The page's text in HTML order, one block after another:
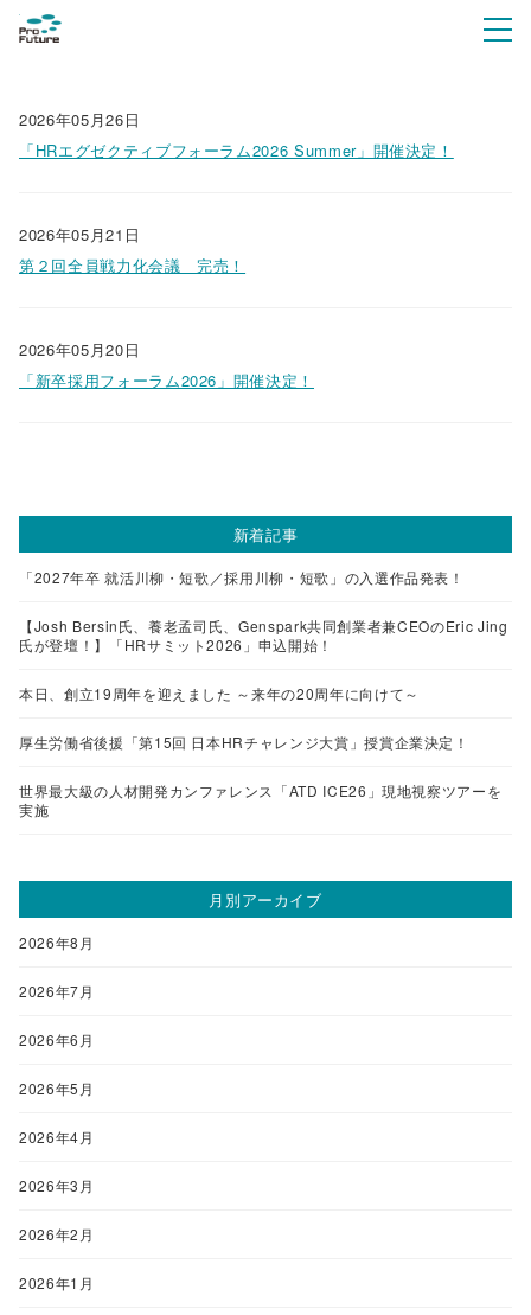
2026年05月26日
「HRエグゼクティブフォーラム2026 Summer」開催決定！
2026年05月21日
第２回全員戦力化会議 完売！
2026年05月20日
「新卒採用フォーラム2026」開催決定！
新着記事
「2027年卒 就活川柳・短歌／採用川柳・短歌」の入選作品発表！
【Josh Bersin氏、養老孟司氏、Genspark共同創業者兼CEOのEric Jing
氏が登壇！】「HRサミット2026」申込開始！
本日、創立19周年を迎えました ～来年の20周年に向けて～
厚生労働省後援「第15回 日本HRチャレンジ大賞」授賞企業決定！
世界最大級の人材開発カンファレンス「ATD ICE26」現地視察ツアーを
実施
月別アーカイブ
2026年8月
2026年7月
2026年6月
2026年5月
2026年4月
2026年3月
2026年2月
2026年1月